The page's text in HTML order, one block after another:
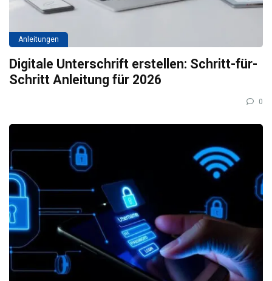
Anleitungen
Digitale Unterschrift erstellen: Schritt-für-
Schritt Anleitung für 2026
0